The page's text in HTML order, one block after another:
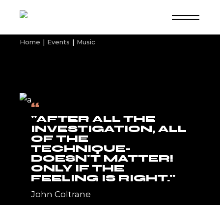
Home Events Music
“
"AFTER ALL THE
INVESTIGATION, ALL
OF THE
TECHNIQUE-
DOESN'T MATTER!
ONLY IF THE
FEELING IS RIGHT."
John Coltrane